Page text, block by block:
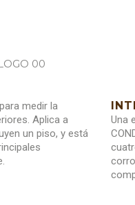
medir la
Aplica a
un piso, y está
Una